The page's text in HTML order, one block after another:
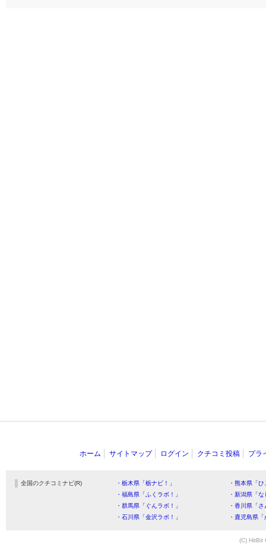
ホーム サイトマップ ログイン クチコミ投稿 プラ
全国のクチコミナビ(R) ・栃木県「栃ナビ！」
・熊本県「
・福島県「ふくラボ！」
・新潟県「
・群馬県「ぐんラボ！」
・香川県「
・石川県「金沢ラボ！」
・鹿児島県
(C) HitBit